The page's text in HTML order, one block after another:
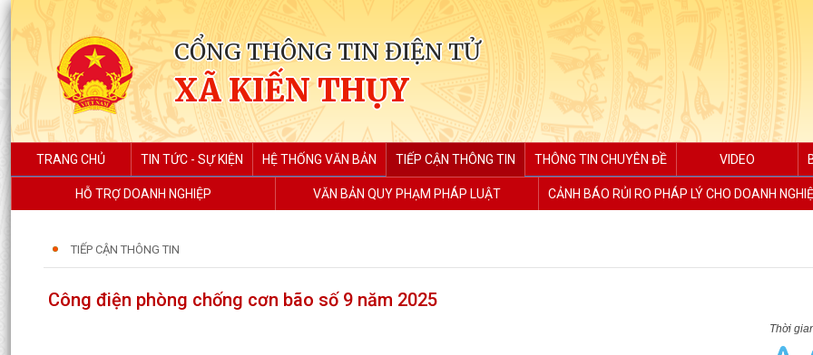
CỔNG THÔNG TIN ĐIỆN TỬ
XÃ KIẾN THỤY
TRANG CHỦ TIN TỨC - SỰ KIỆN HỆ THỐNG VĂN BẢN TIẾP CẬN THÔNG TIN THÔNG TIN CHUYÊN ĐỀ VIDEO
HỖ TRỢ DOANH NGHIỆP VĂN BẢN QUY PHẠM PHÁP LUẬT CẢNH BÁO RỦI RO PHÁP LÝ CHO DOANH
TIẾP CẬN THÔNG TIN
Công điện phòng chống cơn bão số 9 năm 2025